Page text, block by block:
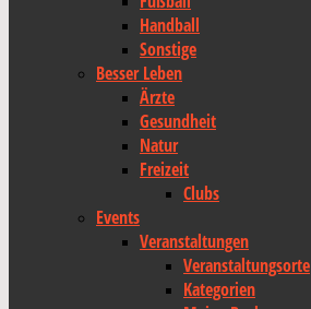
Handball
Sonstige
Besser Leben
Ärzte
Gesundheit
Natur
Freizeit
Clubs
Events
Veranstaltungen
Veranstaltungsorte
Kategorien